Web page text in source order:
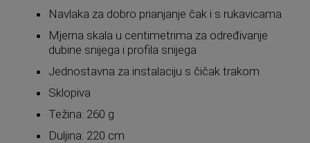
Navlaka za dobro prianjanje čak i s rukavicama
Mjerna skala u centimetrima za određivanje
dubine snijega i profila snijega
Jednostavna za instalaciju s čičak trakom
Sklopiva
Težina: 260 g
Duljina: 220 cm